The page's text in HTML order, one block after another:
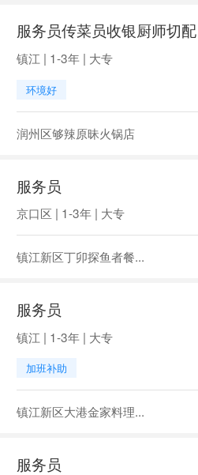
服
镇江 | 1-3年 | 大专
环境好
润州区够辣原昧火锅店
服务员
京口区 | 1-3年 | 大专
镇江新区丁卯探鱼者餐...
服务员
镇江 | 1-3年 | 大专
加班补助
镇江新区大港金家料理...
服务员